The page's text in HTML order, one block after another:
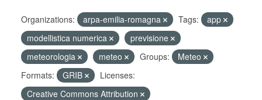
Organizations: arpa-emilia-romagna Tags:
app
modellistica numerica
previsione
meteorologia
meteo Groups:
Meteo
Formats:
GRIB
Licenses:
Creative Commons Attribution